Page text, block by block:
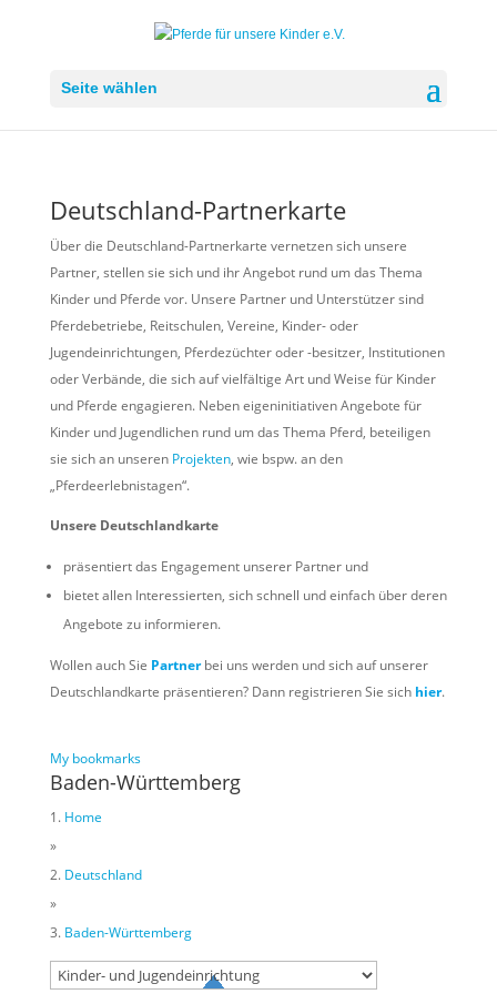
Seite wählen
Deutschland-Partnerkarte
Über die Deutschland-Partnerkarte vernetzen sich unsere
Partner, stellen sie sich und ihr Angebot rund um das Thema
Kinder und Pferde vor. Unsere Partner und Unterstützer sind
Pferdebetriebe, Reitschulen, Vereine, Kinder- oder
Jugendeinrichtungen, Pferdezüchter oder -besitzer, Institutionen
oder Verbände, die sich auf vielfältige Art und Weise für Kinder
und Pferde engagieren. Neben eigeninitiativen Angebote für
Kinder und Jugendlichen rund um das Thema Pferd, beteiligen
sie sich an unseren Projekten, wie bspw. an den
„Pferdeerlebnistagen“.
Unsere Deutschlandkarte
präsentiert das Engagement unserer Partner und
bietet allen Interessierten, sich schnell und einfach über deren
Angebote zu informieren.
Wollen auch Sie Partnerbei uns werden und sich auf unserer
Deutschlandkarte präsentieren? Dann registrieren Sie sich hier.
My bookmarks
Baden-Württemberg
Home
»
Deutschland
»
Baden-Württemberg